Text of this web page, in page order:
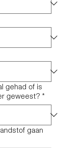
gehad of is
geweest? *
gaan